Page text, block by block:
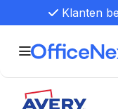
Klanten